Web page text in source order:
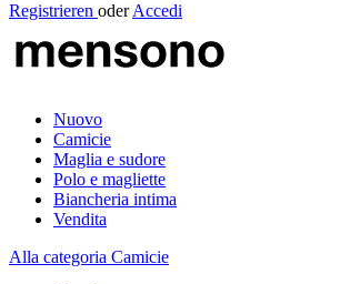
Registrieren oder Accedi
Nuovo
Camicie
Maglia e sudore
Polo e magliette
Biancheria intima
Vendita
Alla categoria Camicie